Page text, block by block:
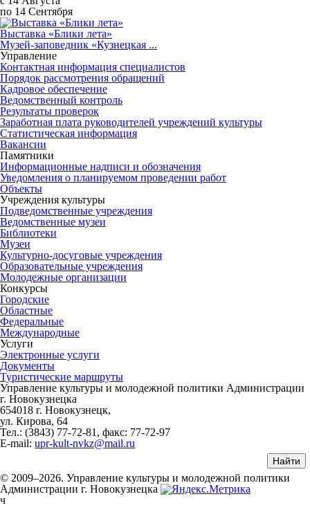
по 14 Сентября
Выставка «Блики лета»
Музей-заповедник «Кузнецкая ...
Управление
Контактная информация специалистов
Порядок рассмотрения обращений
Кадровое обеспечение
Ведомственный контроль
Результаты проверок
Заработная плата руководителей учреждений культуры
Статистическая информация
Вакансии
Памятники
Информационные надписи и обозначения
Уведомления о планируемом проведении работ
Объекты
Учреждения культуры
Подведомственные учреждения
Ведомственные музеи
Библиотеки
Музеи
Культурно-досуговые учреждения
Образовательные учреждения
Молодежные организации
Конкурсы
Городские
Областные
Федеральные
Международные
Услуги
Электронные услуги
Документы
Туристические маршруты
Управление культуры и молодежной политики Администрации
г. Новокузнецка
654018 г. Новокузнецк,
ул. Кирова, 64
Тел.: (3843) 77-72-81 , факс: 77-72-97
E-mail: upr-kult-nvkz@mail.ru
© 2009–2026. Управление культуры и молодежной политики
Администрации г. Новокузнецка
ч